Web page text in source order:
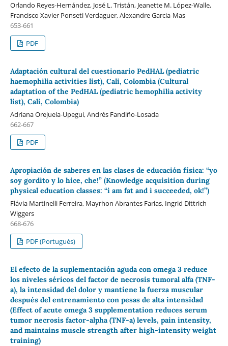
Orlando Reyes-Hernández, José L. Tristán, Jeanette M. López-Walle,
Francisco Xavier Ponseti Verdaguer, Alexandre Garcia-Mas
653-661
PDF
Adaptación cultural del cuestionario PedHAL (pediatric
haemophilia activities list), Cali, Colombia (Cultural
adaptation of the PedHAL (pediatric hemophilia activity
list), Cali, Colombia)
Adriana Orejuela-Upegui, Andrés Fandiño-Losada
662-667
PDF
Apropiación de saberes en las clases de educación física: “yo
soy gordito y lo hice, che!” (Knowledge acquisition during
physical education classes: “i am fat and i succeeded, ok!”)
Flávia Martinelli Ferreira, Mayrhon Abrantes Farias, Ingrid Dittrich
Wiggers
668-676
PDF (Portugués)
El efecto de la suplementación aguda con omega 3 reduce
los niveles séricos del factor de necrosis tumoral alfa (TNF-
a), la intensidad del dolor y mantiene la fuerza muscular
después del entrenamiento con pesas de alta intensidad
(Effect of acute omega 3 supplementation reduces serum
tumor necrosis factor-alpha (TNF-a) levels, pain intensity,
and maintains muscle strength after high-intensity weight
training)